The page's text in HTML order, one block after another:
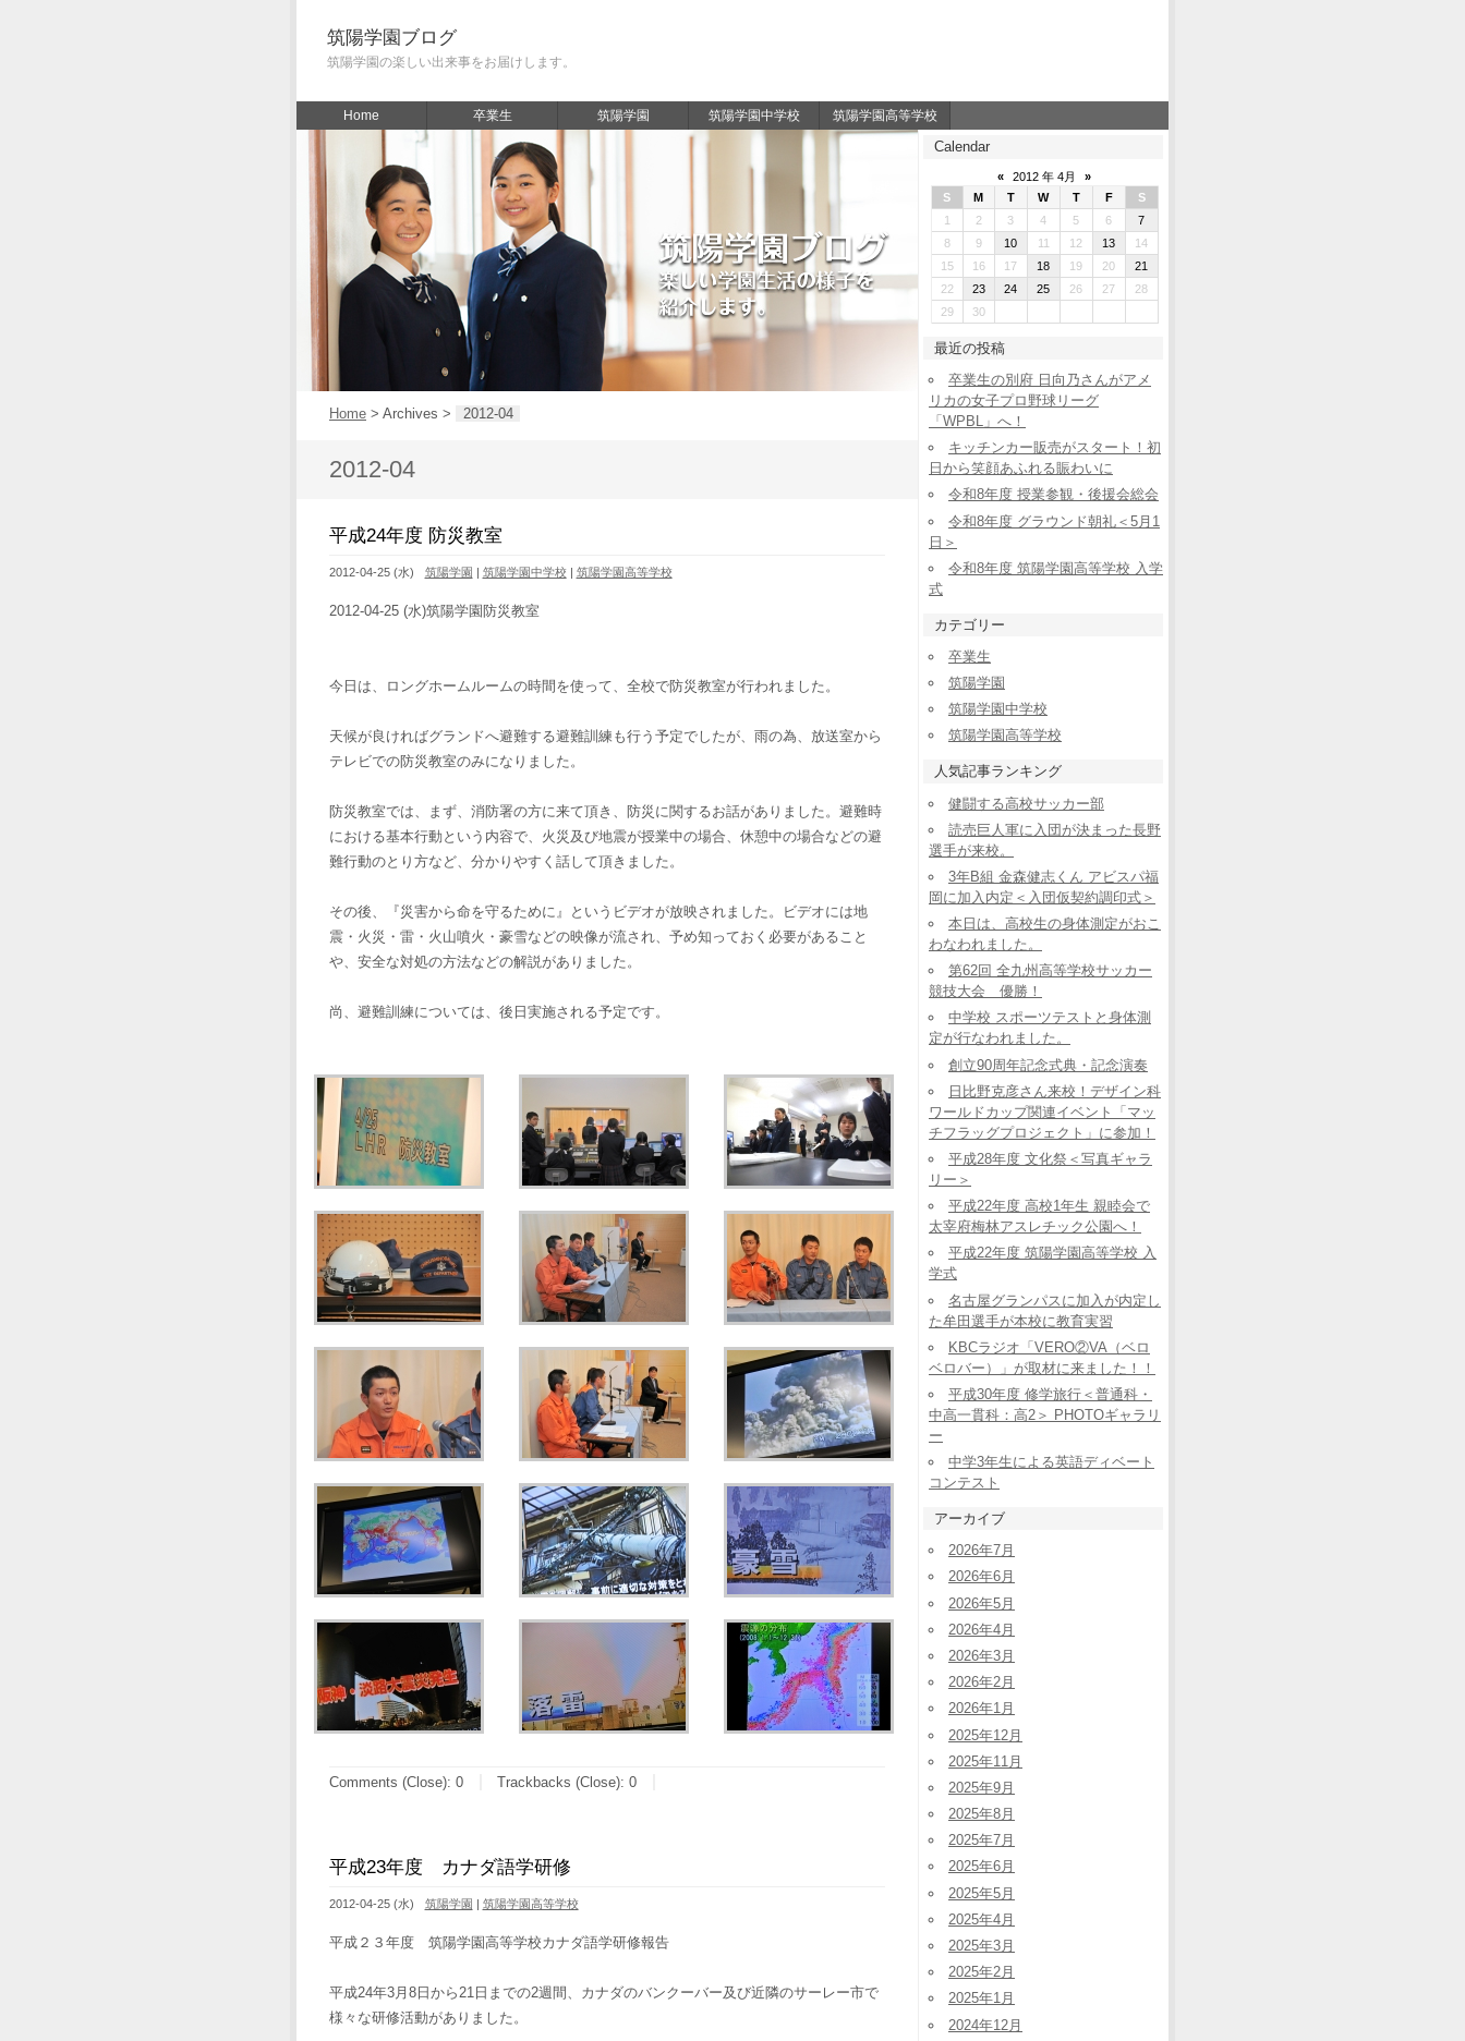
筑陽学園ブログ
筑陽学園の楽しい出来事をお届けします。
Home 卒業生 筑陽学園 筑陽学園中学校 筑陽学園高等学校
Home > Archives > 2012-04
2012-04
平成24年度 防災教室
2012-04-25 (水) 筑陽学園 | 筑陽学園中学校| 筑陽学園高等学校
2012-04-25 (水)筑陽学園防災教室
今日は、ロングホームルームの時間を使って、全校で防災教室が行われました。
天候が良ければグランドへ避難する避難訓練も行う予定でしたが、雨の為、放送室から
テレビでの防災教室のみになりました。
防災教室では、まず、消防署の方に来て頂き、防災に関するお話がありました。避難時
における基本行動という内容で、火災及び地震が授業中の場合、休憩中の場合などの避
難行動のとり方など、分かりやすく話して頂きました。
その後、『災害から命を守るために』というビデオが放映されました。ビデオには地
震・火災・雷・火山噴火・豪雪などの映像が流され、予め知っておく必要があること
や、安全な対処の方法などの解説がありました。
尚、避難訓練については、後日実施される予定です。
Comments (Close): 0 Trackbacks (Close): 0
平成23年度 カナダ語学研修
2012-04-25 (水) 筑陽学園 | 筑陽学園高等学校
平成２３年度 筑陽学園高等学校カナダ語学研修報告
平成24年3月8日から21日までの2週間、カナダのバンクーバー及び近隣のサーレー市で
様々な研修活動がありました。
Calendar
« 2012 年 4月
»
S
M T W T F
S
1
2 3 4 5 6
7
8
9 10 11 12 13
14
15
16 17 18 19 20
21
22
23 24 25 26 27
28
29
30
最近の投稿
卒業生の別府 日向乃さんがアメ
リカの女子プロ野球リーグ
「WPBL」へ！
キッチンカー販売がスタート！初
日から笑顔あふれる賑わいに
令和8年度 授業参観・後援会総会
令和8年度 グラウンド朝礼＜5月1
日＞
令和8年度 筑陽学園高等学校 入学
式
カテゴリー
卒業生
筑陽学園
筑陽学園中学校
筑陽学園高等学校
人気記事ランキング
健闘する高校サッカー部
読売巨人軍に入団が決まった長野
選手が来校。
3年B組 金森健志くん アビスパ福
岡に加入内定＜入団仮契約調印式＞
本日は、高校生の身体測定がおこ
わなわれました。
第62回 全九州高等学校サッカー
競技大会 優勝！
中学校 スポーツテストと身体測
定が行なわれました。
創立90周年記念式典・記念演奏
日比野克彦さん来校！デザイン科
ワールドカップ関連イベント「マッ
チフラッグプロジェクト」に参加！
平成28年度 文化祭＜写真ギャラ
リー＞
平成22年度 高校1年生 親睦会で
太宰府梅林アスレチック公園へ！
平成22年度 筑陽学園高等学校 入
学式
名古屋グランパスに加入が内定し
た牟田選手が本校に教育実習
KBCラジオ「VERO②VA（ベロ
ベロバー）」が取材に来ました！！
平成30年度 修学旅行＜普通科・
中高一貫科：高2＞ PHOTOギャラリ
ー
中学3年生による英語ディベート
コンテスト
アーカイブ
2026年7月
2026年6月
2026年5月
2026年4月
2026年3月
2026年2月
2026年1月
2025年12月
2025年11月
2025年9月
2025年8月
2025年7月
2025年6月
2025年5月
2025年4月
2025年3月
2025年2月
2025年1月
2024年12月